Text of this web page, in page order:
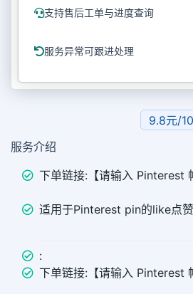
支持售后工单与进度查询
服务异常可跟进处理
9.8元/
服务介绍
下单链接:【请输入 Pinterest
适用于Pinterest pin的like点赞
:
下单链接:【请输入 Pinterest